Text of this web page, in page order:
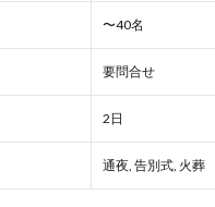
〜40名
要問合せ
2日
通夜, 告別式, 火葬